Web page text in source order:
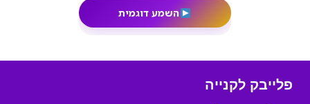
השמע דוגמית
פלייבק לקנייה